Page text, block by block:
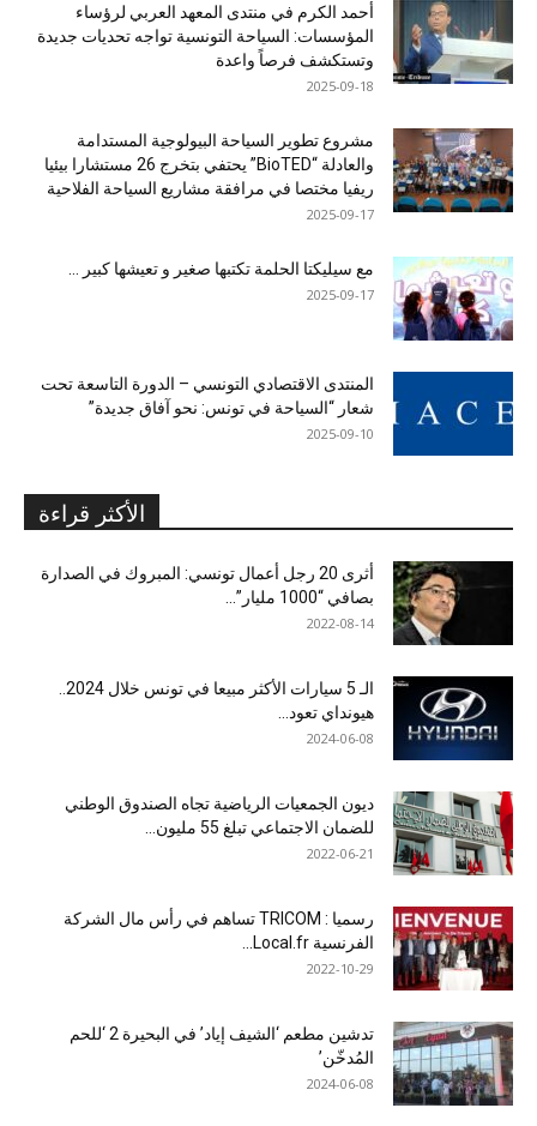
أحمد الكرم في منتدى المعهد العربي لرؤساء
المؤسسات: السياحة التونسية تواجه تحديات جديدة
وتستكشف فرصاً واعدة
2025-09-18
مشروع تطوير السياحة البيولوجية المستدامة
والعادلة “BioTED” يحتفي بتخرج 26 مستشارا بيئيا
ريفيا مختصا في مرافقة مشاريع السياحة الفلاحية
2025-09-17
مع سيليكتا الحلمة تكتبها صغير و تعيشها كبير …
2025-09-17
المنتدى الاقتصادي التونسي – الدورة التاسعة تحت
شعار “السياحة في تونس: نحو آفاق جديدة”
2025-09-10
الأكثر قراءة
أثرى 20 رجل أعمال تونسي: المبروك في الصدارة
بصافي “1000 مليار”...
2022-08-14
هيونداي تعود...
2024-06-08
ديون الجمعيات الرياضية تجاه الصندوق الوطني
للضمان الاجتماعي تبلغ 55 مليون...
2022-06-21
رسميا : TRICOM تساهم في رأس مال الشركة
الفرنسية Local.fr...
2022-10-29
تدشين مطعم ‘الشيف إياد’ في البحيرة 2 ‘للحم
المُدخّن’
2024-06-08